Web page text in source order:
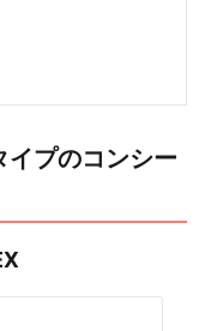
イプのコンシー